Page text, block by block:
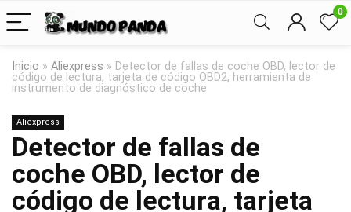
0
Inicio » Aliexpress » Detector de fallas de coche OBD, lector de
código de lectura, tarjeta de código OBD2, herramienta de
instrumento de diagnóstico de coche
Aliexpress
Detector de fallas de
coche OBD, lector de
código de lectura, tarjeta